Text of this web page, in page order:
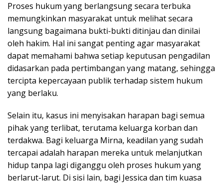
Proses hukum yang berlangsung secara terbuka
memungkinkan masyarakat untuk melihat secara
langsung bagaimana bukti-bukti ditinjau dan dinilai
oleh hakim. Hal ini sangat penting agar masyarakat
dapat memahami bahwa setiap keputusan pengadilan
didasarkan pada pertimbangan yang matang, sehingga
tercipta kepercayaan publik terhadap sistem hukum
yang berlaku.
Selain itu, kasus ini menyisakan harapan bagi semua
pihak yang terlibat, terutama keluarga korban dan
terdakwa. Bagi keluarga Mirna, keadilan yang sudah
tercapai adalah harapan mereka untuk melanjutkan
hidup tanpa lagi diganggu oleh proses hukum yang
berlarut-larut. Di sisi lain, bagi Jessica dan tim kuasa